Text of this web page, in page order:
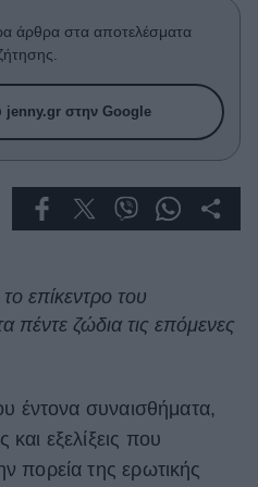
άρθρα στα αποτελέσματα
jenny.gr στην Google
επίκεντρο του
πέντε ζώδια τις επόμενες
έντονα συναισθήματα,
εξελίξεις που
πορεία της ερωτικής